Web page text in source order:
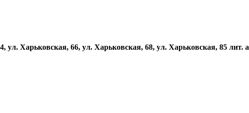
ул. Харьковская, 66, ул. Харьковская, 68, ул. Харьковская, 85 лит. а